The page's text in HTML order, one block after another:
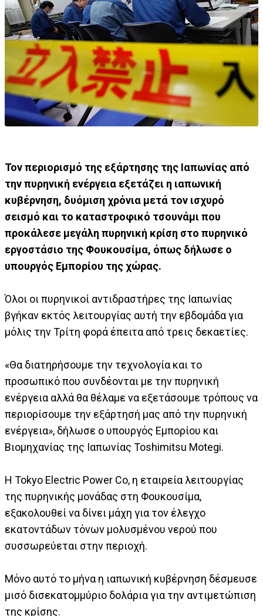
Τον περιορισμό της εξάρτησης της Ιαπωνίας από
την πυρηνική ενέργεια εξετάζει η ιαπωνική
κυβέρνηση, δυόμιση χρόνια μετά τον ισχυρό
σεισμό και το καταστροφικό τσουνάμι που
προκάλεσε μεγάλη πυρηνική κρίση στο πυρηνικό
εργοστάσιο της Φουκουσίμα, όπως δήλωσε ο
υπουργός Εμπορίου της χώρας.
Όλοι οι πυρηνικοί αντιδραστήρες της Ιαπωνίας
βγήκαν εκτός λειτουργίας αυτή την εβδομάδα για
μόλις την Τρίτη φορά έπειτα από τρεις δεκαετίες.
«Θα διατηρήσουμε την τεχνολογία και το
προσωπικό που συνδέονται με την πυρηνική
ενέργεια αλλά θα θέλαμε να εξετάσουμε τρόπους να
περιορίσουμε την εξάρτησή μας από την πυρηνική
ενέργεια», δήλωσε ο υπουργός Εμπορίου και
Βιομηχανίας της Ιαπωνίας Toshimitsu Motegi.
Η Tokyo Electric Power Co, η εταιρεία λειτουργίας
της πυρηνικής μονάδας στη Φουκουσίμα,
εξακολουθεί να δίνει μάχη για τον έλεγχο
εκατοντάδων τόνων μολυσμένου νερού που
συσσωρεύεται στην περιοχή.
Μόνο αυτό το μήνα η ιαπωνική κυβέρνηση δέσμευσε
μισό δισεκατομμύριο δολάρια για την αντιμετώπιση
της κρίσης.